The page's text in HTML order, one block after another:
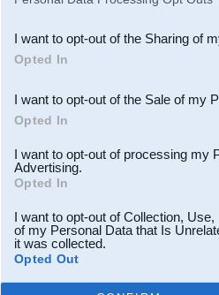
Downstream Participants
third parties.
I want to opt-out of the Sharing of
Opted In
I want to opt-out of the Sale of my
Opted In
I want to opt-out of processing my
Advertising.
Opted In
I want to opt-out of Collection,
of my Personal Data that Is
it was collected.
Opted Out